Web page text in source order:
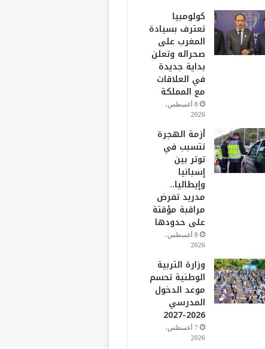
كولومبيا
تعترف بسيادة
المغرب على
صحرائه وتعلن
بداية جديدة
في العلاقات
مع المملكة
8 أغسطس،
2026
أزمة الهجرة
تتسبب في
توتر بين
إسبانيا
وإيطاليا..
مدريد تفرض
مراقبة مؤقتة
على حدودها
8 أغسطس،
2026
وزارة التربية
الوطنية تحسم
موعد الدخول
المدرسي
2026-2027
7 أغسطس،
2026